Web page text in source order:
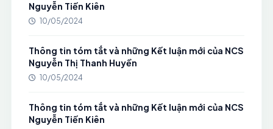
Nguyễn Tiến Kiên
10/05/2024
Thông tin tóm tắt và những Kết luận mới của NCS
Nguyễn Thị Thanh Huyền
10/05/2024
Thông tin tóm tắt và những Kết luận mới của NCS
Nguyễn Tiến Kiên